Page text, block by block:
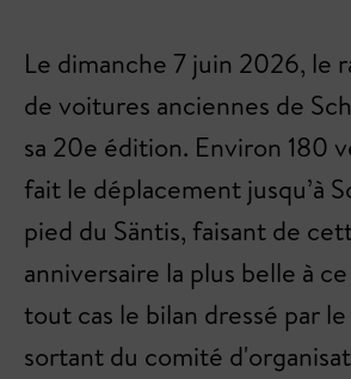
Le dimanche 7 juin 2026, le
de voitures anciennes de
sa 20e édition. Environ 180
fait le déplacement jusqu’à
pied du Säntis, faisant de
anniversaire la plus belle à
tout cas le bilan dressé par
sortant du comité